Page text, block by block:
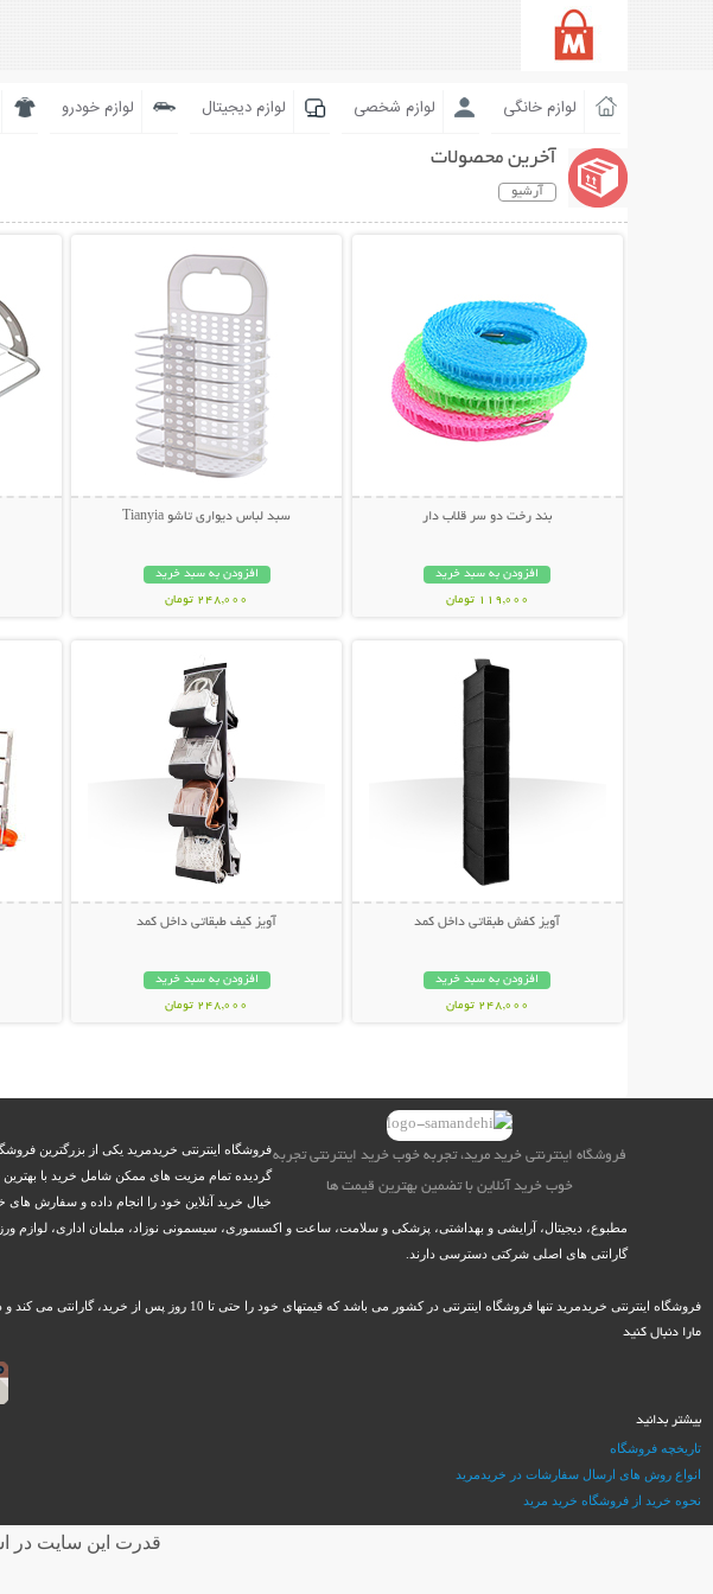
لوازم خانگی لوازم شخصی لوازم دیجیتال لوازم خودرو
آخرین محصولات
آرشیو
بند رخت دو سر قلاب دار
افزودن به سبد خرید
119,000 تومان
سبد لباس دیواری تاشو Tianyia
افزودن به سبد خرید
248,000 تومان
آویز کفش طبقاتی داخل کمد
افزودن به سبد خرید
248,000 تومان
آویز کیف طبقاتی داخل کمد
افزودن به سبد خرید
248,000 تومان
فروشگاه اینترنتی خرید مرید، تجربه خوب خرید اینترنتی تجربه
خوب خرید آنلاین با تضمین بهترین قیمت ها
فروشگاه اینترنتی خریدمرید یکی از بزرگترین
گردیده تمام مزیت های ممکن شامل خرید با
خیال خرید آنلاین خود را انجام داده و سفارش
مطبوع، دیجیتال، آرایشی و بهداشتی، پزشکی و سلامت، ساعت و اکسسوری، سیسمونی نوزاد، مبلمان اداری، لوازم
گارانتی های اصلی شرکتی دسترسی دارند.
فروشگاه اینترنتی خریدمرید تنها فروشگاه اینترنتی در کشور می باشد که قیمتهای خود را حتی تا 10 روز پس از خرید، گارانتی می کند و در صورت ارائه مستندات، در کمتر از 12 ساعت کاری وجه مازاد را به حساب مشتریان خود باز می گرداند.
مارا دنبال کنید
بیشتر بدانید
تاریخچه فروشگاه
انواع روش های ارسال سفارشات در خریدمرید
نحوه خرید از فروشگاه خرید مرید
قدرت اين سايت در